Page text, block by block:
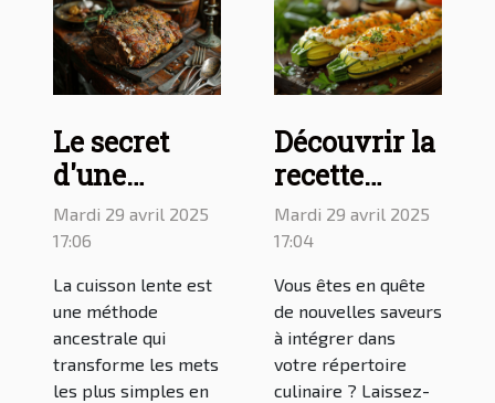
Le secret
d'une
cuisson
lente pour
un gigot
d'agneau
désossé
parfait
Mardi 29 avril 2025
17:06
La cuisson lente est
une méthode
ancestrale qui
transforme les mets
les plus simples en
Découvrir la
recette
savoureuse
de la fleur de
courgette au
four
Mardi 29 avril 2025
17:04
Vous êtes en quête
de nouvelles saveurs
à intégrer dans
votre répertoire
culinaire ? Laissez-